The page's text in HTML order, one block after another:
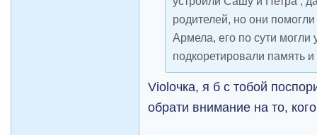
родителей, но они
Армела, его по сути могли
подкоретировали память
Violочка, я б с тобой
обрати внимание на то,